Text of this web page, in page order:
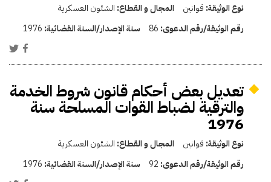
نوع الوثيقة: قوانين المجال و القطاع: الشئون العسكرية
رقم الوثيقة/رقم الدعوى: 86 سنة الإصدار/السنة القضائية: 1976
تعديل بعض أحكام قانون شروط الخدمة
والترقية لضباط القوات المسلحة سنة
1976
نوع الوثيقة: قوانين المجال و القطاع: الشئون العسكرية
رقم الوثيقة/رقم الدعوى: 92 سنة الإصدار/السنة القضائية: 1976